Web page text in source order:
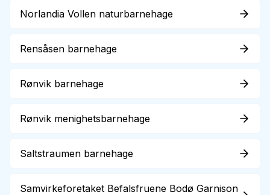
Norlandia Vollen naturbarnehage
Rensåsen barnehage
Rønvik barnehage
Rønvik menighetsbarnehage
Saltstraumen barnehage
Samvirkeforetaket Befalsfruene Bodø Garnison